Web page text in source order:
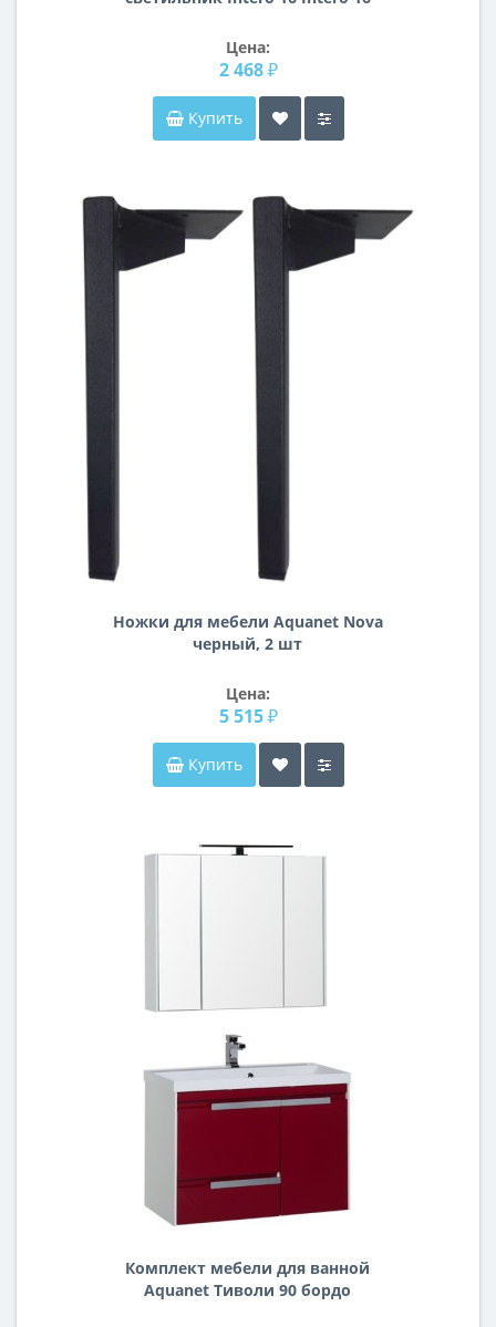
Цена:
2 468 ₽
Купить
Ножки для мебели Aquanet Nova
черный, 2 шт
Цена:
5 515 ₽
Купить
Комплект мебели для ванной
Aquanet Тиволи 90 бордо